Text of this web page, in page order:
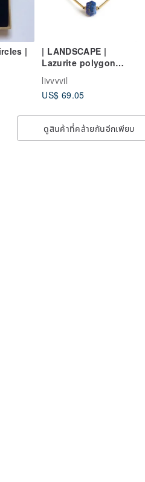
|
| LANDSCAPE |
Lazurite polygon
livvvvil
US$ 69.05
ดูสินค้าที่คล้ายกันอีกเพียบ